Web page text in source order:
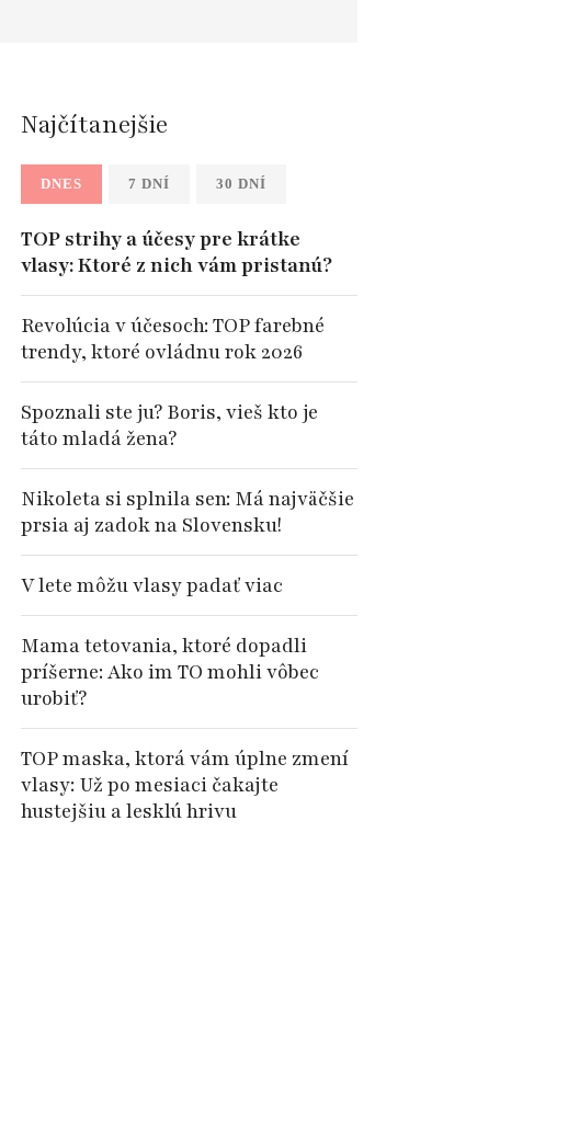
Najčítanejšie
DNES 7 DNÍ 30 DNÍ
TOP strihy a účesy pre krátke
vlasy: Ktoré z nich vám pristanú?
Revolúcia v účesoch: TOP farebné
trendy, ktoré ovládnu rok 2026
Spoznali ste ju? Boris, vieš kto je
táto mladá žena?
Nikoleta si splnila sen: Má najväčšie
prsia aj zadok na Slovensku!
V lete môžu vlasy padať viac
Mama tetovania, ktoré dopadli
príšerne: Ako im TO mohli vôbec
urobiť?
TOP maska, ktorá vám úplne zmení
vlasy: Už po mesiaci čakajte
hustejšiu a lesklú hrivu